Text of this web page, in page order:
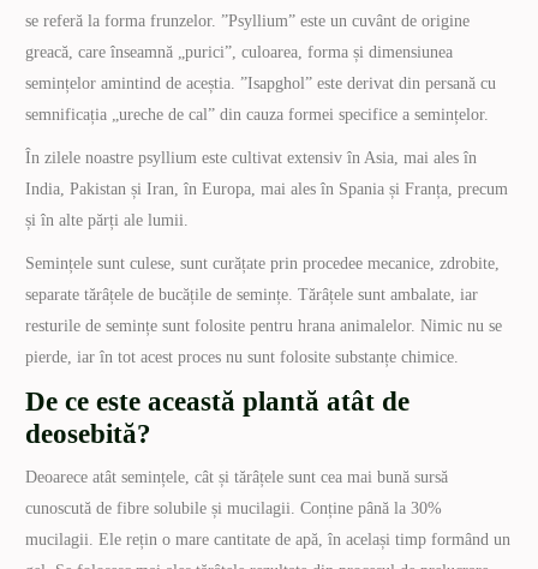
se referă la forma frunzelor. ”Psyllium” este un cuvânt de origine
greacă, care înseamnă „purici”, culoarea, forma și dimensiunea
semințelor amintind de aceștia. ”Isapghol” este derivat din persană cu
semnificația „ureche de cal” din cauza formei specifice a semințelor.
În zilele noastre psyllium este cultivat extensiv în Asia, mai ales în
India, Pakistan și Iran, în Europa, mai ales în Spania și Franța, precum
și în alte părți ale lumii.
Semințele sunt culese, sunt curățate prin procedee mecanice, zdrobite,
separate tărâțele de bucățile de semințe. Tărâțele sunt ambalate, iar
resturile de semințe sunt folosite pentru hrana animalelor. Nimic nu se
pierde, iar în tot acest proces nu sunt folosite substanțe chimice.
De ce este această plantă atât de
deosebită?
Deoarece atât semințele, cât și tărâțele sunt cea mai bună sursă
cunoscută de fibre solubile și mucilagii. Conține până la 30%
mucilagii. Ele rețin o mare cantitate de apă, în același timp formând un